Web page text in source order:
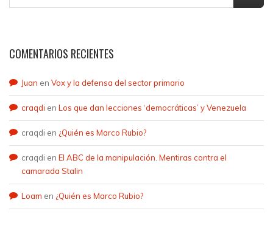
COMENTARIOS RECIENTES
Juan en Vox y la defensa del sector primario
craqdi en Los que dan lecciones ‘democráticas’ y Venezuela
craqdi en ¿Quién es Marco Rubio?
craqdi en El ABC de la manipulación. Mentiras contra el
camarada Stalin
Loam en ¿Quién es Marco Rubio?